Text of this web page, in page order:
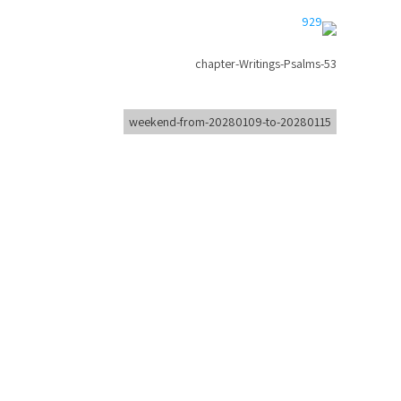
chapter-Writings-Psalms-53
weekend-from-20280109-to-20280115